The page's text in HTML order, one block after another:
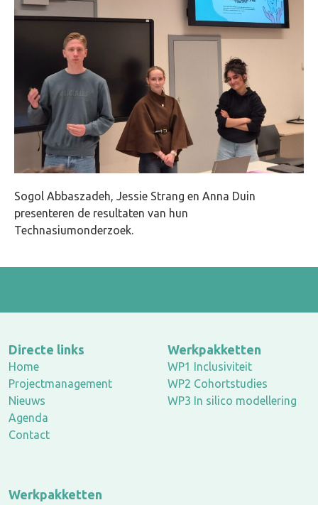
Sogol Abbaszadeh, Jessie Strang en Anna Duin
presenteren de resultaten van hun
Technasiumonderzoek.
Directe links
Home
Projectmanagement
Nieuws
Agenda
Contact
Werkpakketten
WP1 Inclusiviteit
WP2 Cohortstudies
WP3 In silico modellering
Werkpakketten